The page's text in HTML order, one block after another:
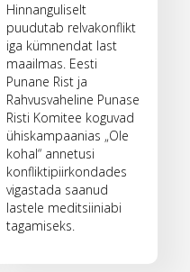
Hinnanguliselt
puudutab relvakonflikt
iga kümnendat last
maailmas. Eesti
Punane Rist ja
Rahvusvaheline Punase
Risti Komitee koguvad
ühiskampaanias „Ole
kohal“ annetusi
konfliktipiirkondades
vigastada saanud
lastele meditsiiniabi
tagamiseks.